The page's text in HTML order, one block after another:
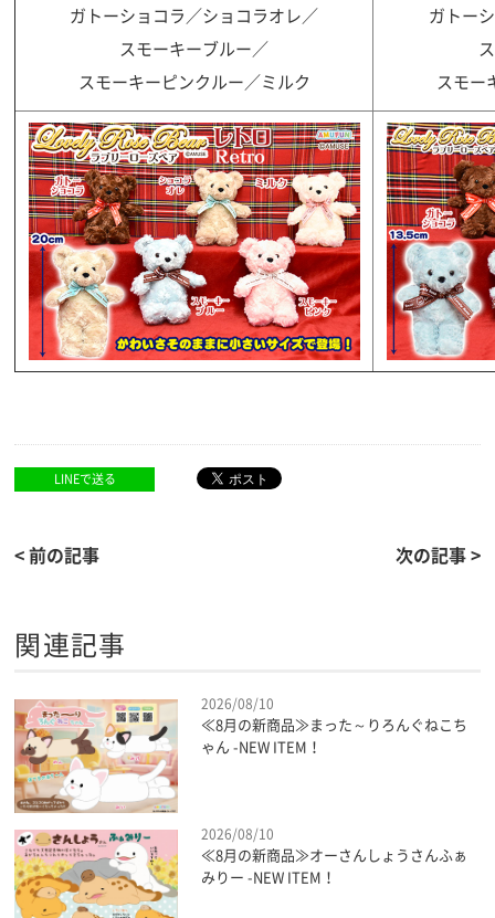
ガトーショコラ／ショコラオレ／
スモーキーブルー／
スモーキーピンクルー／ミルク
ガトー
スモー
LINEで送る
< 前の記事 次の記事 >
関連記事
2026/08/10
≪8月の新商品≫まった～りろんぐねこち
ゃん -NEW ITEM！
2026/08/10
≪8月の新商品≫オーさんしょうさんふぁ
みりー -NEW ITEM！